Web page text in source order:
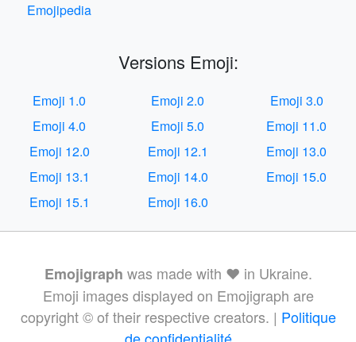
Emojipedia
Versions Emoji:
Emoji 1.0 Emoji 2.0
Emoji 3.0
Emoji 4.0
Emoji 5.0
Emoji 11.0
Emoji 12.0
Emoji 12.1
Emoji 13.0
Emoji 13.1
Emoji 14.0
Emoji 15.0
Emoji 15.1
Emoji 16.0
Emojigraph was made with ❤️ in Ukraine.
Emoji images displayed on Emojigraph are
copyright © of their respective creators. | Politique